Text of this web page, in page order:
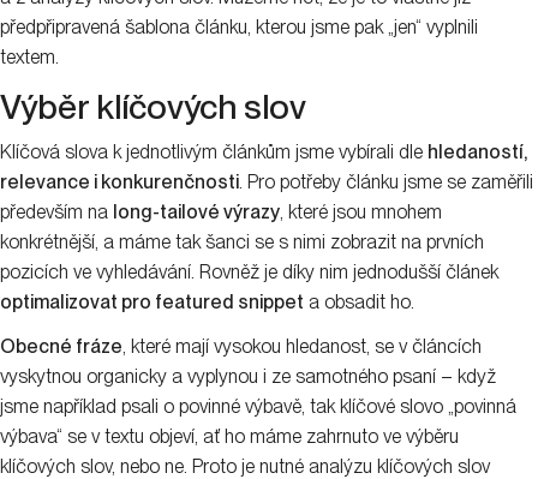
předpřipravená šablona článku, kterou jsme pak „jen“ vyplnili
textem.
Výběr klíčových slov
Klíčová slova k jednotlivým článkům jsme vybírali dle hledaností,
relevance i konkurenčnosti. Pro potřeby článku jsme se zaměřili
především na long-tailové výrazy, které jsou mnohem
konkrétnější, a máme tak šanci se s nimi zobrazit na prvních
pozicích ve vyhledávání. Rovněž je díky nim jednodušší článek
optimalizovat pro featured snippet a obsadit ho.
Obecné fráze, které mají vysokou hledanost, se v článcích
vyskytnou organicky a vyplynou i ze samotného psaní – když
jsme například psali o povinné výbavě, tak klíčové slovo „povinná
výbava“ se v textu objeví, ať ho máme zahrnuto ve výběru
klíčových slov, nebo ne. Proto je nutné analýzu klíčových slov